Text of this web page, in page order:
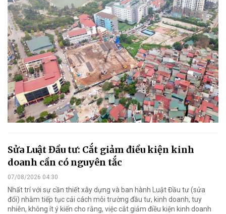
Sửa Luật Đầu tư: Cắt giảm điều kiện kinh
doanh cần có nguyên tắc
07/08/2026 04:30
Nhất trí với sự cần thiết xây dựng và ban hành Luật Đầu tư (sửa
đổi) nhằm tiếp tục cải cách môi trường đầu tư, kinh doanh, tuy
nhiên, không ít ý kiến cho rằng, việc cắt giảm điều kiện kinh doanh